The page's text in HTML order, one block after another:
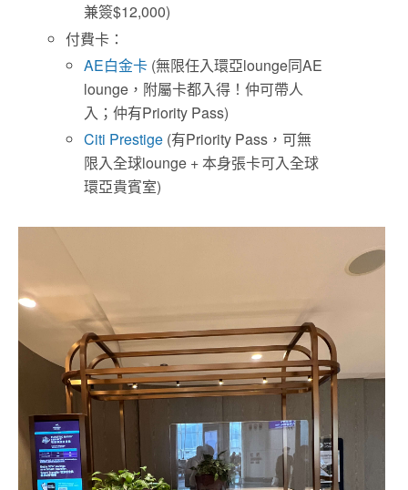
兼簽$12,000)
付費卡：
AE白金卡 (無限任入環亞lounge同AE
lounge，附屬卡都入得！仲可帶人
入；仲有Priority Pass)
Citi Prestige (有Priority Pass，可無
限入全球lounge + 本身張卡可入全球
環亞貴賓室)